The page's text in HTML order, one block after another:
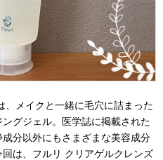
、メイクと一緒に毛穴に詰まった
グジェル。医学誌に掲載された
分以外にもさまざまな美容成分
は、フルリ クリアゲルクレンズ